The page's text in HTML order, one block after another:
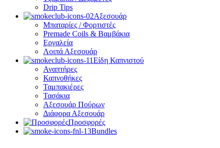
Drip Tips
Αξεσουάρ
Μπαταρίες / Φορτιστές
Premade Coils & Βαμβάκια
Εργαλεία
Λοιπά Αξεσουάρ
Είδη Καπνιστού
Αναπτήρες
Καπνοθήκες
Ταμπακιέρες
Τασάκια
Αξεσουάρ Πούρων
Διάφορα Αξεσουάρ
Προσφορές
Bundles